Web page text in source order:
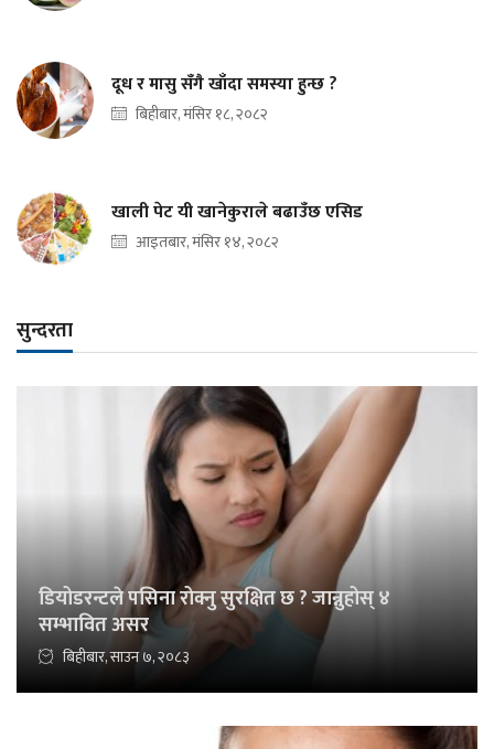
दूध र मासु सँगै खाँदा समस्या हुन्छ ?
बिहीबार, मंसिर १८, २०८२
खाली पेट यी खानेकुराले बढाउँछ एसिड
आइतबार, मंसिर १४, २०८२
सुन्दरता
डियोडरन्टले पसिना रोक्नु सुरक्षित छ ? जान्नुहोस् ४
सम्भावित असर
बिहीबार, साउन ७, २०८३